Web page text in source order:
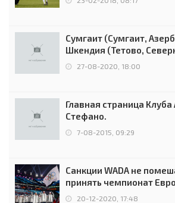
Сумгаит (Сумгаит,
Шкендия (Тетово,
0:2 (0:0)
27-08-2020, 18:00
Главная страница
Стефано.
7-08-2015, 09:29
Санкции WADA не
принять чемпионат
чемпионов.
20-12-2020, 17:48